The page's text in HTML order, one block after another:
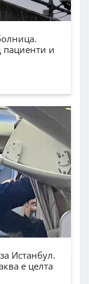
пациенти и
Истанбул.
е целта